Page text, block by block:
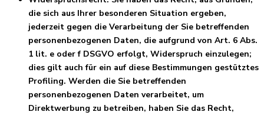
die sich aus Ihrer besonderen Situation ergeben,
jederzeit gegen die Verarbeitung der Sie betreffenden
personenbezogenen Daten, die aufgrund von Art. 6 Abs.
1 lit. e oder f DSGVO erfolgt, Widerspruch einzulegen;
dies gilt auch für ein auf diese Bestimmungen gestütztes
Profiling. Werden die Sie betreffenden
personenbezogenen Daten verarbeitet, um
Direktwerbung zu betreiben, haben Sie das Recht,